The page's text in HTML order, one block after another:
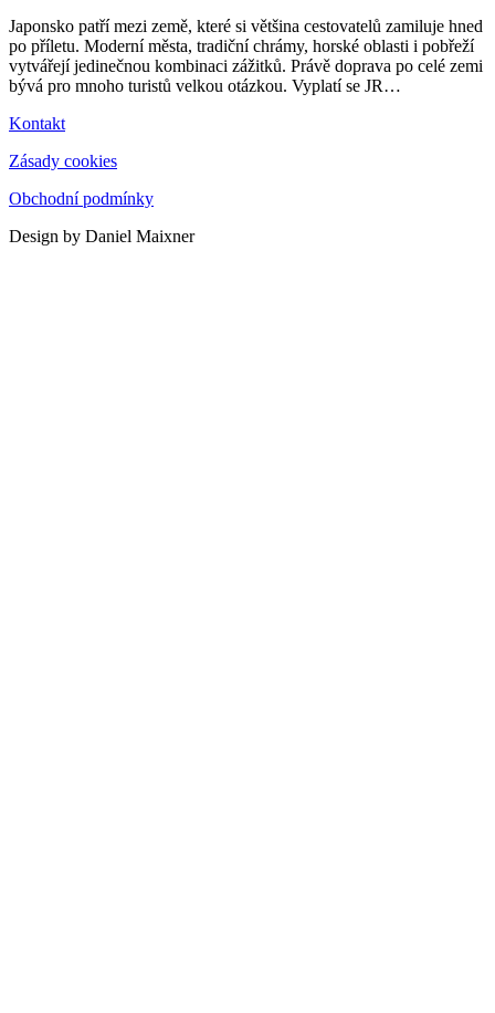
Japonsko patří mezi země, které si většina cestovatelů zamiluje hned
po příletu. Moderní města, tradiční chrámy, horské oblasti i pobřeží
vytvářejí jedinečnou kombinaci zážitků. Právě doprava po celé zemi
bývá pro mnoho turistů velkou otázkou. Vyplatí se JR…
Kontakt
Zásady cookies
Obchodní podmínky
Design by Daniel Maixner